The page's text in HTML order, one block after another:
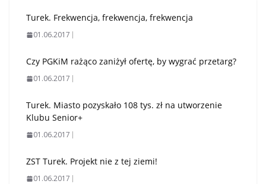
Turek. Frekwencja, frekwencja, frekwencja
01.06.2017
Czy PGKiM rażąco zaniżył ofertę, by wygrać przetarg?
01.06.2017
Turek. Miasto pozyskało 108 tys. zł na utworzenie
Klubu Senior+
01.06.2017
ZST Turek. Projekt nie z tej ziemi!
01.06.2017